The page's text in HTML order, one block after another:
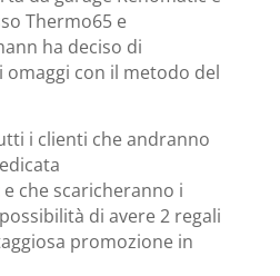
Thermo65 e
ha deciso di
con il metodo del
i clienti che andranno
e che scaricheranno i
di avere 2 regali
promozione in